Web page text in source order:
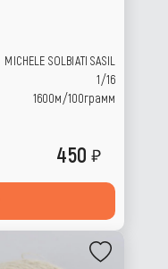
MICHELE SOLBIATI SASIL
1/16
1600м/100грамм
450